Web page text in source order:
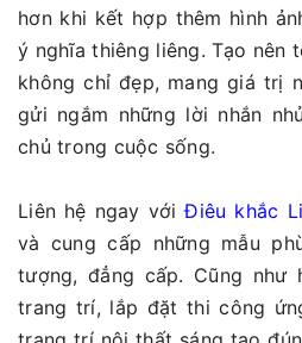
hơn khi kết hợp thêm hình
ý nghĩa thiêng liêng. Tạo nên
không chỉ đẹp, mang giá trị
gửi ngắm những lời nhắn
chủ trong cuộc sống.
Liên hệ ngay với Điêu khắc
và cung cấp những mẫu
tượng, đẳng cấp. Cũng
trang trí, lắp đặt thi công